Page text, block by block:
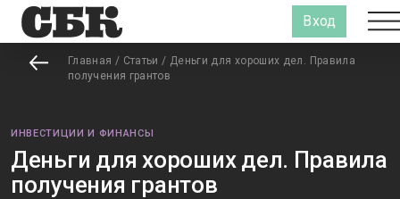
Вход
Главная / Статьи / Деньги для хороших дел. Правила
получения грантов
ИНВЕСТИЦИИ И ФИНАНСЫ
Деньги для хороших дел. Правила
получения грантов